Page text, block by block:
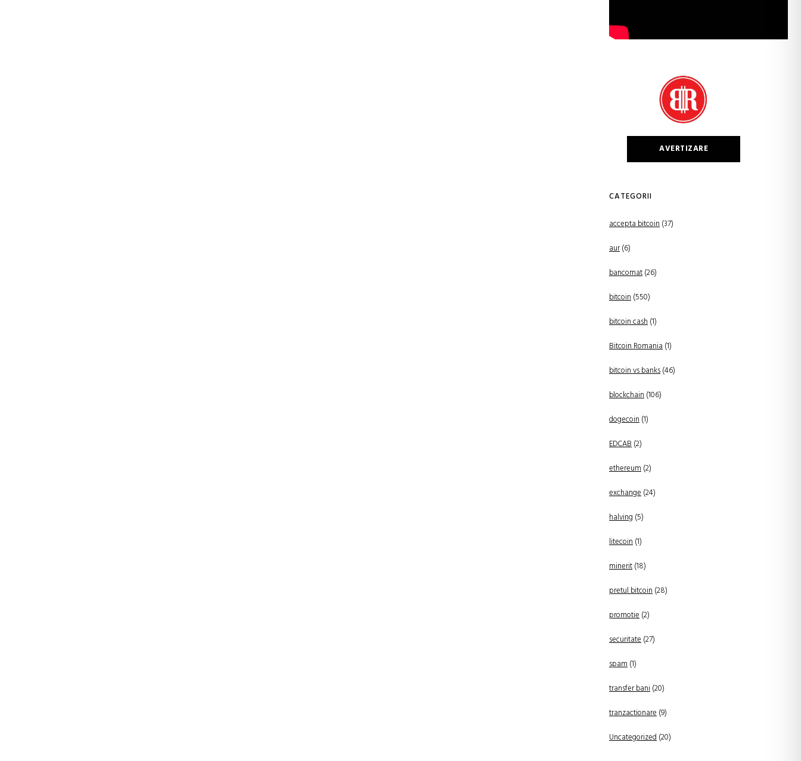
AVERTIZARE
CATEGORII
accepta bitcoin(37)
aur(6)
bancomat(26)
bitcoin(550)
bitcoin cash(1)
Bitcoin Romania(1)
bitcoin vs banks(46)
blockchain(106)
dogecoin(1)
EDCAB(2)
ethereum(2)
exchange(24)
halving (5)
litecoin(1)
minerit(18)
pretul bitcoin(28)
promotie(2)
securitate(27)
spam(1)
transfer bani(20)
tranzactionare(9)
Uncategorized(20)